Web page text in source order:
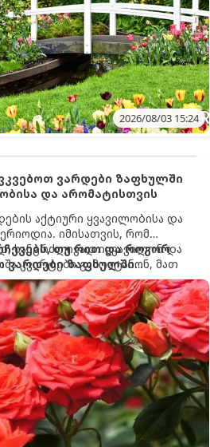
2026/08/03 15:24
ვარდები ზაფხულში
და არომატისთვის
აქტიური ყვავილობისა და
იმისათვის, რომ
ხანგრძლივად იყვავილონ და
კვირტები გამოიტანონ, მათ
სწორი გამოკვება
პერიოდში მცენარის
იცვლება, ამიტომ
ვიცოდეთ, რომელი სასუქები
დროს.
თუ რით და როგორ
ვარდები ზაფხულში
მისაღწევად: